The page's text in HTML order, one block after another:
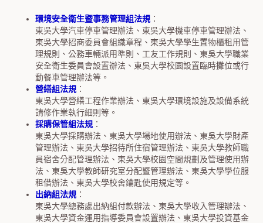
環境安全衛生暨事務管理組法規 ：
東吳大學汽車停車管理辦法、東吳大學機車停車管理辦法、
東吳大學招商委員會組織章程、東吳大學學生置物櫃租用管
理規則、公務車輛派用準則、工友工作規則、東吳大學職業
安全衛生委員會設置辦法、東吳大學校園設置臨時攤位或行
動餐車管理辦法等。
營繕組法規 ：
東吳大學營繕工程作業辦法、東吳大學環境設施及設備系統
請修作業執行細則等。
採購保管組法規 ：
東吳大學採購辦法、東吳大學場地使用辦法、東吳大學財產
管理辦法、東吳大學招待所住宿管理辦法、東吳大學教師職
員宿舍分配管理辦法、東吳大學校園空間規劃及管理使用辦
法、東吳大學教師研究室分配暨管理辦法、東吳大學學位服
租借辦法、東吳大學校舍鑰匙使用規定等。
出納組法規 ：
東吳大學總務處出納組付款辦法、東吳大學收入管理辦法、
東吳大學資金運用指導委員會設置辦法、東吳大學投資基金